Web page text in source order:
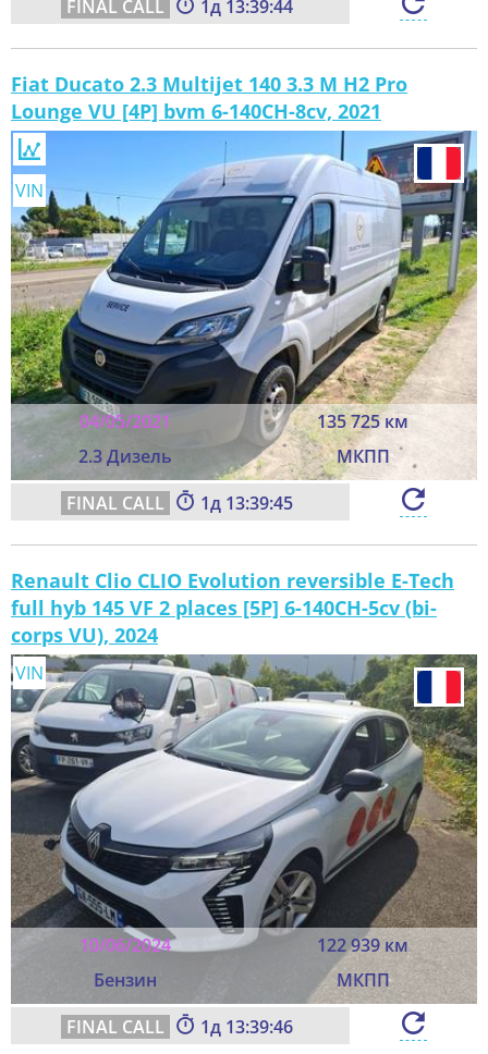
1 13:39:42
Fiat Ducato 2.3 Multijet 140 3.3 M H2 Pro
Lounge VU [4P] bvm 6-140CH-8cv, 2021
04/05/2021
135 725 км
2.3 Дизель
МКПП
VIN
1 13:39:43
Renault Clio CLIO Evolution reversible E-Tech
full hyb 145 VF 2 places [5P] 6-140CH-5cv (bi-
corps VU), 2024
10/06/2024
122 939 км
Бензин
МКПП
VIN
1 13:39:44